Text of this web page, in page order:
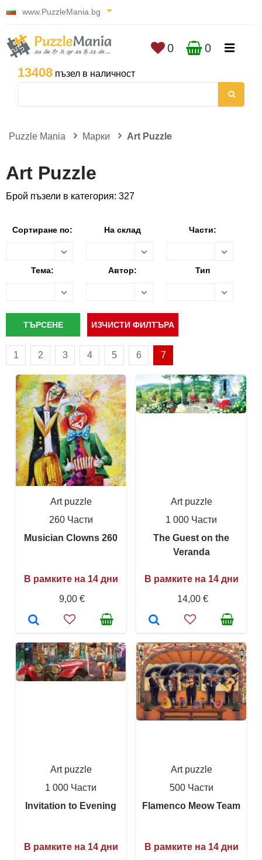
www.PuzzleMania.bg
13408 пъзел в наличност
0 0
Puzzle Mania Марки Art Puzzle
Art Puzzle
Брой пъзели в категория: 327
Сортиране по: На склад Части:
Тема: Автор: Тип
1 2 3 4 5 6 7
Art puzzle
260 Части
Musician Clowns 260
В рамките на 14 дни
9,00 €
Art puzzle
1 000 Части
The Guest on the
Veranda
В рамките на 14 дни
14,00 €
Art puzzle
1 000 Части
Invitation to Evening
В рамките на 14 дни
Art puzzle
500 Части
Flamenco Meow Team
В рамките на 14 дни